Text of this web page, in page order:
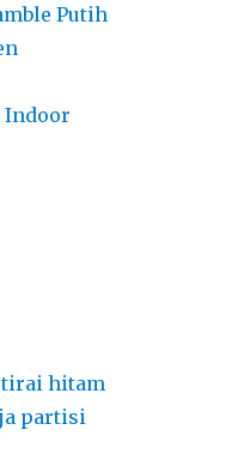
Putih
Indoor
tirai hitam
partisi